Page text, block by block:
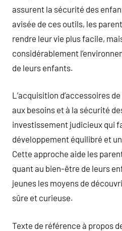
assurent la sécurité des
avisée de ces outils, les
rendre leur vie plus facile,
considérablement
de leurs enfants.
L’acquisition d’accessoires
aux besoins et à la sécurité
investissement judicieux qui
développement équilibré et
Cette approche aide les
quant au bien-être de leurs
jeunes les moyens de
sûre et curieuse.
Texte de référence à propos